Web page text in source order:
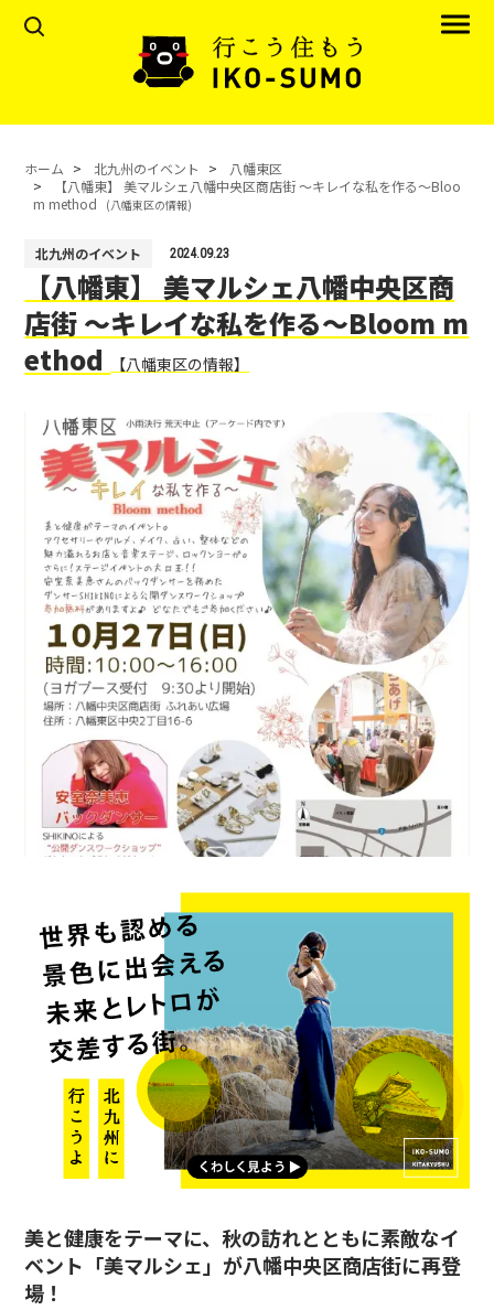
ホーム 北九州のイベント
八幡東区
【八幡東】 美マルシェ八幡中央区商店街 〜キレイな私を作る〜Bloo
m method
(八幡東区の情報)
北九州のイベント 2024.09.23
【八幡東】 美マルシェ八幡中央区商
店街 〜キレイな私を作る〜Bloom m
ethod
【八幡東区の情報】
美と健康をテーマに、秋の訪れとともに素敵なイ
ベント「美マルシェ」が八幡中央区商店街に再登
場！